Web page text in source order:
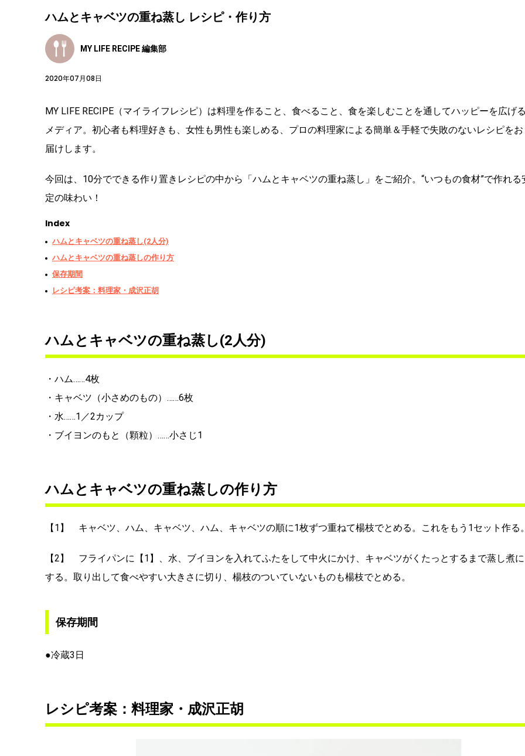
ハムとキャベツの重ね蒸し レシピ・作り方
MY LIFE RECIPE 編集部
2020年07月08日
MY LIFE RECIPE（マイライフレシピ）は料理を作ること、食べること、食を楽しむことを通してハッピーを広げ
メディア。初心者も料理好きも、女性も男性も楽しめる、プロの料理家による簡単＆手軽で失敗のないレシピをお
届けします。
今回は、10分でできる作り置きレシピの中から「ハムとキャベツの重ね蒸し」をご紹介。“いつもの食材”で作れる
定の味わい！
Index
ハムとキャベツの重ね蒸し(2人分)
ハムとキャベツの重ね蒸しの作り方
保存期間
レシピ考案：料理家・成沢正胡
ハムとキャベツの重ね蒸し(2人分)
・ハム……4枚
・キャベツ（小さめのもの）……6枚
・水……1／2カップ
・ブイヨンのもと（顆粒）……小さじ1
ハムとキャベツの重ね蒸しの作り方
【1】 キャベツ、ハム、キャベツ、ハム、キャベツの順に1枚ずつ重ねて楊枝でとめる。これをもう1セット作る
【2】 フライパンに【1】、水、ブイヨンを入れてふたをして中火にかけ、キャベツがくたっとするまで蒸し煮に
する。取り出して食べやすい大きさに切り、楊枝のついていないものも楊枝でとめる。
保存期間
●冷蔵3日
レシピ考案：料理家・成沢正胡